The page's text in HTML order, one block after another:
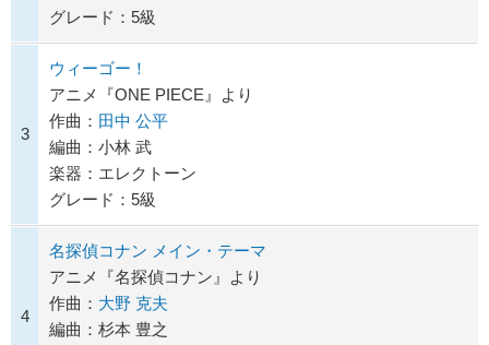
グレード：5級
3
ウィーゴー！
アニメ『ONE PIECE』より
作曲： 田中 公平
編曲：小林 武
楽器：エレクトーン
グレード：5級
4
名探偵コナン メイン・テーマ
アニメ『名探偵コナン』より
作曲： 大野 克夫
編曲：杉本 豊之